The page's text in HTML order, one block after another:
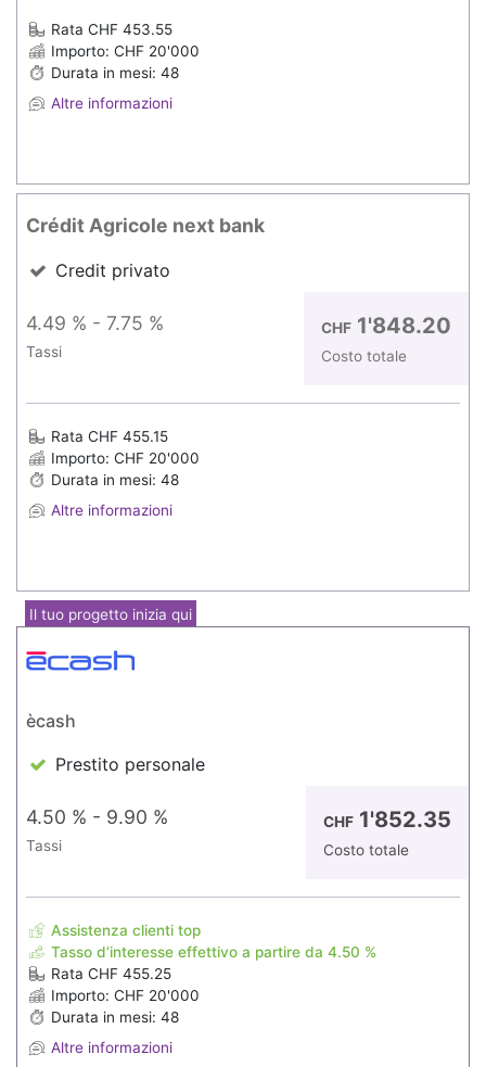
Rata CHF 453.55
Importo: CHF 20'000
Durata in mesi: 48
Altre informazioni
Crédit Agricole next bank
Credit privato
4.49 % - 7.75 %
Tassi
CHF 1'848.20
Costo totale
Rata CHF 455.15
Importo: CHF 20'000
Durata in mesi: 48
Altre informazioni
Il tuo progetto inizia qui
ècash
Prestito personale
4.50 % - 9.90 %
Tassi
CHF 1'852.35
Costo totale
Assistenza clienti top
Tasso d’interesse effettivo a partire da 4.50 %
Rata CHF 455.25
Importo: CHF 20'000
Durata in mesi: 48
Altre informazioni